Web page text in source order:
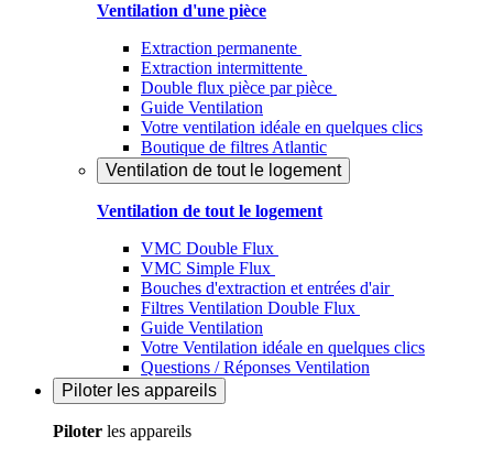
Ventilation d'une pièce
Extraction permanente
Extraction intermittente
Double flux pièce par pièce
Guide Ventilation
Votre ventilation idéale en quelques clics
Boutique de filtres Atlantic
Ventilation de tout le logement
Ventilation de tout le logement
VMC Double Flux
VMC Simple Flux
Bouches d'extraction et entrées d'air
Filtres Ventilation Double Flux
Guide Ventilation
Votre Ventilation idéale en quelques clics
Questions / Réponses Ventilation
Piloter les appareils
Piloter les appareils